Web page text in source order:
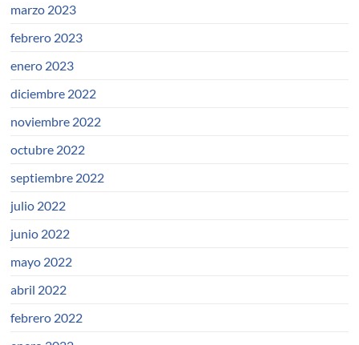
marzo 2023
febrero 2023
enero 2023
diciembre 2022
noviembre 2022
octubre 2022
septiembre 2022
julio 2022
junio 2022
mayo 2022
abril 2022
febrero 2022